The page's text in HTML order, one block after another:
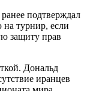
подтверждал
на турнир, если
защиту прав
Дональд
иранцев